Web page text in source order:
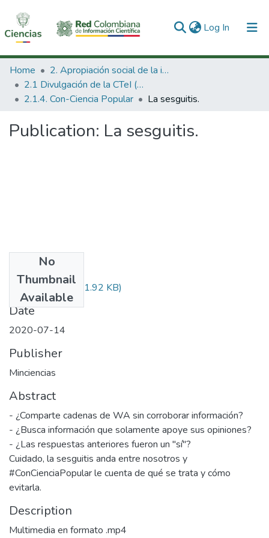
Log In (current)
Communities & Collections
All of DSpace
Home
2. Apropiación social de la información en Ciencia Tecnología e Innovación
2.1 Divulgación de la CTeI (Nueva)
2.1.4. Con-Ciencia Popular
La sesguitis.
Publication: La sesguitis.
No
Thumbnail
Available
Audiovisual.pdf(31.92 KB)
Date
2020-07-14
Publisher
Minciencias
Abstract
- ¿Comparte cadenas de WA sin corroborar información?
- ¿Busca información que solamente apoye sus opiniones?
- ¿Las respuestas anteriores fueron un "sí"?
Cuidado, la sesguitis anda entre nosotros y
#ConCienciaPopular le cuenta de qué se trata y cómo
evitarla.
Description
Multimedia en formato .mp4